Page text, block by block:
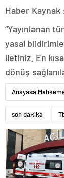
Haber Kaynak
“Yayınlanan
yasal
iletiniz. En
dönüş
Anayasa
son dakika